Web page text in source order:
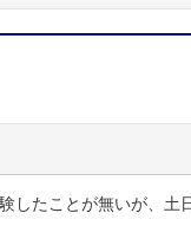
したことが無いが、土